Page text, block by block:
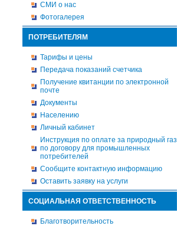
СМИ о нас
Фотогалерея
ПОТРЕБИТЕЛЯМ
Тарифы и цены
Передача показаний счетчика
Получение квитанции по электронной
почте
Документы
Населению
Личный кабинет
Инструкция по оплате за природный газ
по договору для промышленных
потребителей
Сообщите контактную информацию
Оставить заявку на услуги
СОЦИАЛЬНАЯ ОТВЕТСТВЕННОСТЬ
Благотворительность